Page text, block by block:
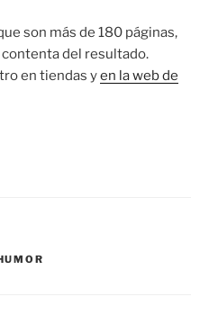
son más de 180 páginas,
del resultado.
en tiendas yen la web de